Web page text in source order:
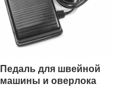
Педаль для швейной
машины и оверлока